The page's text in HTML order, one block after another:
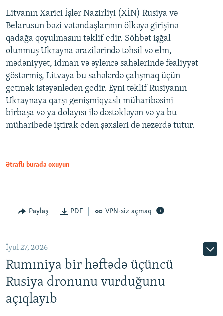
Litvanın Xarici İşlər Nazirliyi (XİN) Rusiya və
Belarusun bəzi vətəndaşlarının ölkəyə girişinə
qadağa qoyulmasını təklif edir. Söhbət işğal
olunmuş Ukrayna ərazilərində təhsil və elm,
mədəniyyət, idman və əyləncə sahələrində fəaliyyət
göstərmiş, Litvaya bu sahələrdə çalışmaq üçün
getmək istəyənlədən gedir. Eyni təklif Rusiyanın
Ukraynaya qarşı genişmiqyaslı müharibəsini
birbaşa və ya dolayısı ilə dəstəkləyən və ya bu
müharibədə iştirak edən şəxsləri də nəzərdə tutur.
Ətraflı burada oxuyun
Paylaş PDF VPN-siz açmaq
İyul 27, 2026
Rumıniya bir həftədə üçüncü
Rusiya dronunu vurduğunu
açıqlayıb